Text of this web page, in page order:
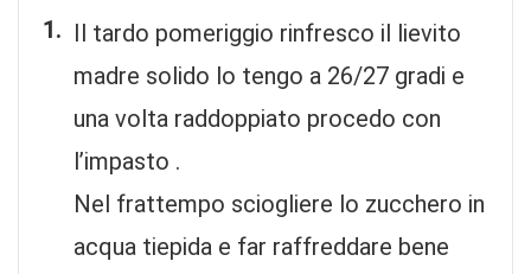
Il tardo pomeriggio rinfresco il lievito
madre solido lo tengo a 26/27 gradi e
una volta raddoppiato procedo con
l’impasto .
Nel frattempo sciogliere lo zucchero in
acqua tiepida e far raffreddare bene